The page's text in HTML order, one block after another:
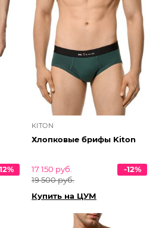
KITON
Хлопковые брифы Kiton
17 150 руб.
19 500 руб.
-12%
Купить на ЦУМ